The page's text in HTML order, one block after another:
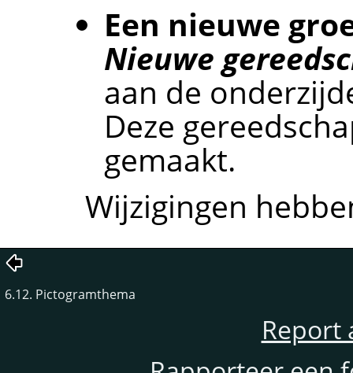
Een nieuwe
Nieuwe
aan de
Deze
gemaakt.
Wijzigingen
6.12. Pictogramthema
Report